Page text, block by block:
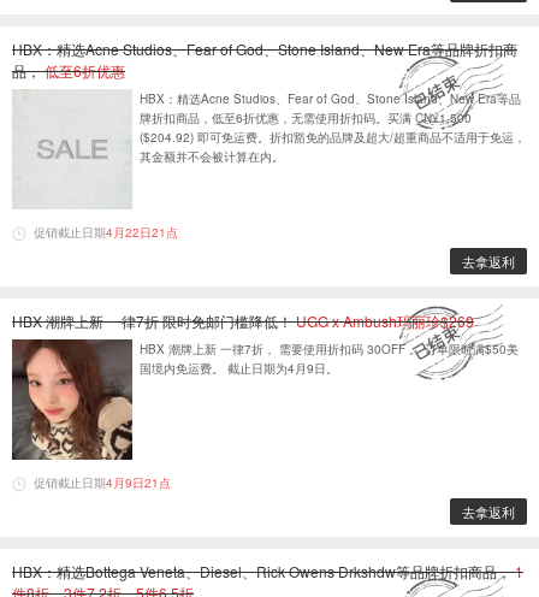
HBX：精选Acne Studios、Fear of God、Stone Island、New Era等品牌折扣商
品，低至6折优惠
HBX：精选Acne Studios、Fear of God、Stone Island、New Era等品
牌折扣商品，低至6折优惠，无需使用折扣码。买满 CN¥1,500
($204.92) 即可免运费。折扣豁免的品牌及超大/超重商品不适用于免运，
其金额并不会被计算在内。
促销截止日期4月22日21点
去拿返利
HBX 潮牌上新 一律7折 限时免邮门槛降低！UGG x Ambush玛丽珍$269
HBX 潮牌上新 一律7折， 需要使用折扣码 30OFF 。 订单限时满$50美
国境内免运费。 截止日期为4月9日。
促销截止日期4月9日21点
去拿返利
HBX：精选Bottega Veneta、Diesel、Rick Owens Drkshdw等品牌折扣商品，1
件8折，3件7.2折，5件6.5折